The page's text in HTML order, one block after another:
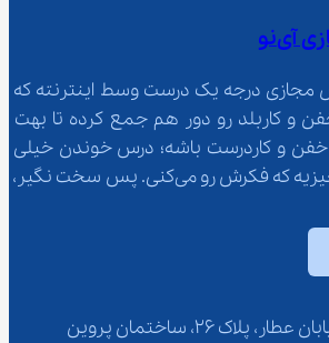
آی‌نو
مجازی درجه یک درست وسط اینترنته که
معلم‌‌های خفن و کاربلد رو دور هم جمع کرده تا بهت
خفن و کاردرست باشه؛ درس خوندن خیلی
آسون‌تر و باحال‌تر از چیزیه که فکرش رو می‌کنی. پس سخت نگیر،
تهران، میدان عطار، خیابان عطار، پلاک 26، ساختمان پروین